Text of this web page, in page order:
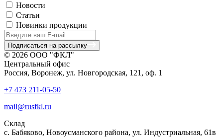
Новости
Статьи
Новинки продукции
Подписаться на рассылку
© 2026 ООО "ФКЛ"
Центральный офис
Россия, Воронеж, ул. Новгородская, 121, оф. 1
+7 473 211-05-50
mail@rusfkl.ru
Склад
с. Бабяково, Новоусманского района, ул. Индустриальная, 61в